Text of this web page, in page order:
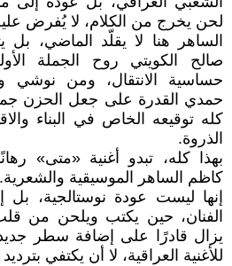
لحن يخرج من الكلام، لا يُفرض
الساهر هنا لا يقلّد الماضي، بل
صالح الكويتي روح الجملة
حساسية الانتقال، ومن
حمدي القدرة على جعل الحزن
كله توقيعه الخاص في البناء
الذروة.
بهذا كله، تبدو أغنية «متى»
كاظم الساهر الموسيقية والشعرية.
إنها ليست عودة نوستالجية،
الفنان، حين يكتب ويلحن من
يزال قادرًا على إضافة سطر
للأغنية العراقية، لا أن يكتفي